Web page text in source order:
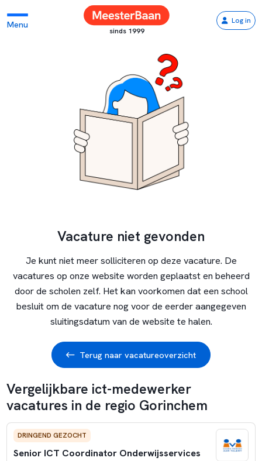
Menu
sinds 1999
Log in
Vacature niet gevonden
Je kunt niet meer solliciteren op deze vacature. De
vacatures op onze website worden geplaatst en beheerd
door de scholen zelf. Het kan voorkomen dat een school
besluit om de vacature nog voor de eerder aangegeven
sluitingsdatum van de website te halen.
Terug naar vacatureoverzicht
Vergelijkbare ict-medewerker
vacatures in de regio Gorinchem
DRINGEND GEZOCHT
Senior ICT Coordinator Onderwijsservices